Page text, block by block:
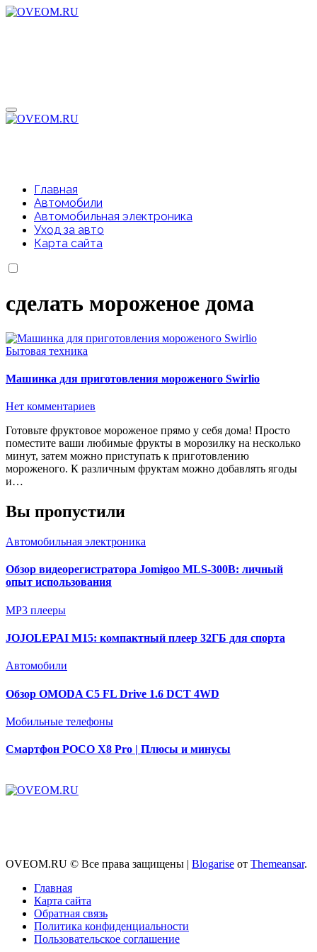
Перейти
Главная
Автомобили
Автомобильная электроника
Уход за авто
Карта сайта
сделать мороженое дома
Бытовая техника
Машинка для приготовления мороженого Swirlio
Нет комментариев
Готовьте фруктовое мороженое прямо у себя дома! Просто
поместите ваши любимые фрукты в морозилку на несколько
минут, затем можно приступать к приготовлению
мороженого. К различным фруктам можно добавлять ягоды
и…
Вы пропустили
Автомобильная электроника
Обзор видеорегистратора Jomigoo MLS-300B: личный
опыт использования
MP3 плееры
JOJOLEPAI M15: компактный плеер 32ГБ для спорта
Автомобили
Обзор OMODA C5 FL Drive 1.6 DCT 4WD
Мобильные телефоны
Смартфон POCO X8 Pro | Плюсы и минусы
OVEOM.RU © Все права защищены | Blogarise от Themeansar.
Главная
Карта сайта
Обратная связь
Политика конфиденциальности
Пользовательское соглашение